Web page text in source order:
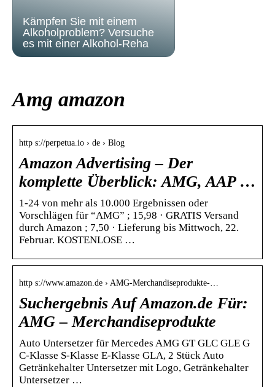
Kämpfen Sie mit einem
Alkoholproblem? Versuche
es mit einer Alkohol-Reha
Amg amazon
http s://perpetua.io › de › Blog
Amazon Advertising – Der
komplette Überblick: AMG, AAP …
1-24 von mehr als 10.000 Ergebnissen oder
Vorschlägen für “AMG” ; 15,98 · GRATIS Versand
durch Amazon ; 7,50 · Lieferung bis Mittwoch, 22.
Februar. KOSTENLOSE …
http s://www.amazon.de › AMG-Merchandiseprodukte-…
Suchergebnis Auf Amazon.de Für:
AMG – Merchandiseprodukte
Auto Untersetzer für Mercedes AMG GT GLC GLE G
C-Klasse S-Klasse E-Klasse GLA, 2 Stück Auto
Getränkehalter Untersetzer mit Logo, Getränkehalter
Untersetzer …